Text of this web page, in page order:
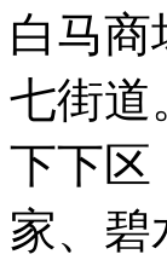
白马
七街道
下下区
家、碧